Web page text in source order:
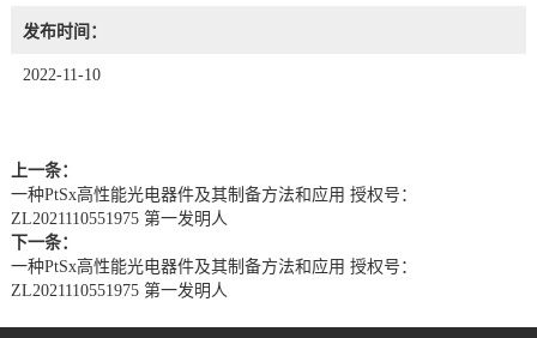
发布时间：
2022-11-10
上一条：
一种PtSx高性能光电器件及其制备方法和应用 授权号：
ZL2021110551975 第一发明人
下一条：
一种PtSx高性能光电器件及其制备方法和应用 授权号：
ZL2021110551975 第一发明人